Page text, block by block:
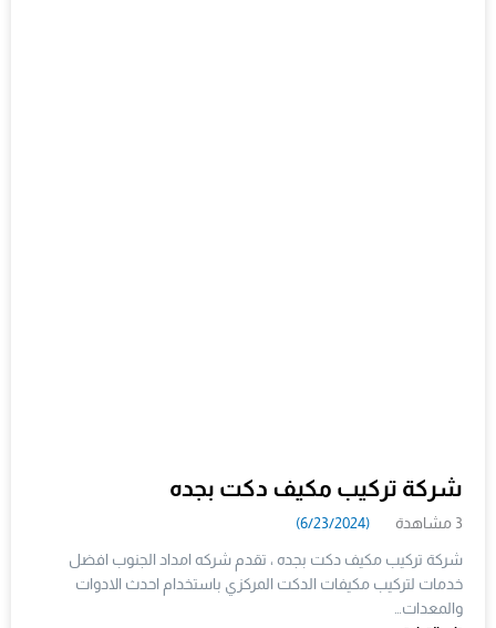
شركة تركيب مكيف دكت بجده
3 مشاهدة (6/23/2024)
شركة تركيب مكيف دكت بجده ، تقدم شركه امداد الجنوب افضل
خدمات لتركيب مكيفات الدكت المركزي باستخدام احدث الادوات
والمعدات…